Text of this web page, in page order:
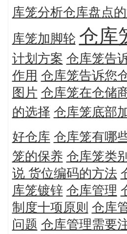
库笼分析仓库盘点
库笼加脚轮 仓库
计划方案 仓库笼告
作用 仓库笼告诉您
图片 仓库笼在仓储
的选择 仓库笼底部
好仓库 仓库笼有哪
笼的保养 仓库笼类
说 货位编码的方法
库笼镀锌 仓库管理
制度十项原则 仓库
问题 仓库管理需要